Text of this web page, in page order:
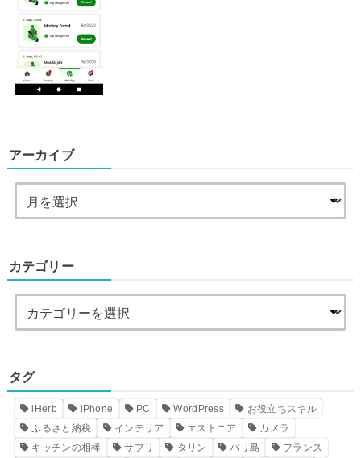
アーカイブ
カテゴリー
タグ
iHerb iPhone PC WordPress
お役立ちスキル
ふるさと納税
インテリア エストニア
カメラ
キッチンの相棒
サプリ タリン バリ島 フランス